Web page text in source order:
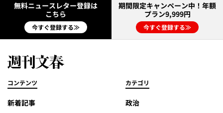
無料ニュースレター登録は
こちら
今すぐ登録する≫
期間限定キャンペーン中！年額
プラン9,999円
今すぐ登録する≫
コンテンツ
新着記事
カテゴリ
政治